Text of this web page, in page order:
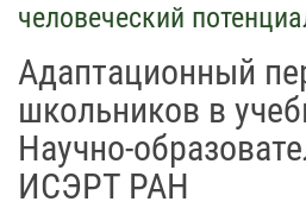
человеческий
Адаптационный
школьников в
Научно-
ИСЭРТ РАН